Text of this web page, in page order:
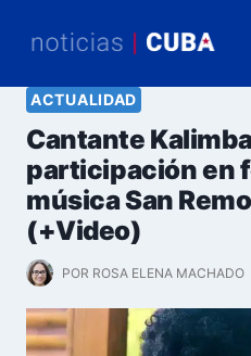
ACTUALIDAD
Cantante
participación en
música San
(+Video)
POR ROSA ELENA MACHADO